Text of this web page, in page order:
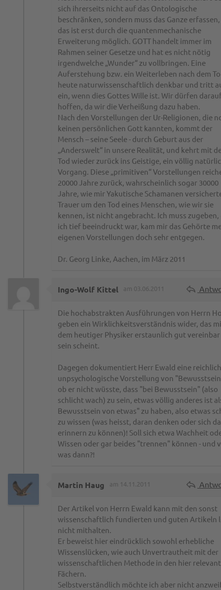
sich ihrerseits nicht auf das Ontologische
beschränken, sondern muss das Ganze
das ist erst durch die quantenmechanische
Erweiterung möglich. GOTT handelt immer im
Rahmen seiner Gesetze und hat es nicht nötig
irgendwelche „Wunder“ zu vollbringen. Eine
Auferstehung bzw. ein Weiterleben nach dem
heute naturwissenschaftlich denkbar und tritt
ein, wenn dies Gottes Wille ist. Wir dürfen
hoffen, da wir die Verheißung dazu haben.
Nach den Vorstellungen der Ur-Religionen, die
keinen persönlichen Gott kannten, kommt der
Mensch – seine Seele - durch Geburt aus der
„Anderswelt“ in unsere Realität, und kehrt mit
Tod wieder zurück ins Geistige, ein völlig
Vorgang. Diese „primitiven“ Vorstellungen
20000 Jahre zurück, wahrscheinlich sogar 30000
Jahre, wie mir Yakutische Schamanen
Trauer um den Tod eines Menschen, wie wir sie
kennen, ist nicht angebracht. Ich muss zugeben,
ich tief beeindruckt war, kam mir das Gehörte
eigenen Vorstellungen doch sehr entgegen.
Dr. Georg Linke, Aachen, im März 2011
Ingo-Wolf Kittel am 03.06.2011
Die hochabstrakten Ausführungen von Herrn
geben ein Wirklichkeitsverständnis wider, das
dem heutiger Physiker erstaunlich gut vereinbar
sein scheint.
Dagegen dokumentiert Herr Ewald eine reichlich
unpsychologische Vorstellung von
ob er nicht wüsste, dass "bei Bewusstsein" (also
schlicht wach) zu sein, etwas völlig anderes ist
Bewusstsein von etwas" zu haben, also etwas
zu wissen (was heisst, daran denken oder sich
erinnern zu können)! Soll sich etwa Wachheit
Wissen oder gar beides "trennen" können - und
was dann?!
Martin Haug am 14.11.2011
Der Artikel von Herrn Ewald kann mit den sonst
wissenschaftlich fundierten und guten Artikeln
nicht mithalten.
Er beweist hier eindrücklich sowohl erhebliche
Wissenslücken, wie auch Unvertrautheit mit der
wissenschaftlichen Methode in den hier
Fächern.
Selbstverständlich möchte ich aber nicht